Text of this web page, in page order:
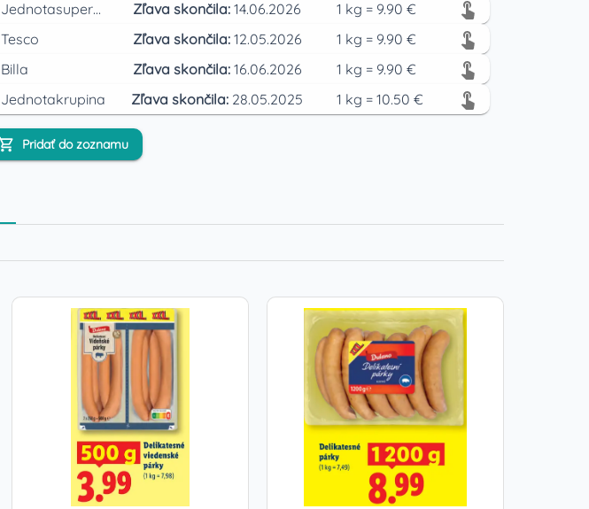
Jednotasupermarket
Zľava skončila:14.06.2026 1 kg = 9.90 €
Tesco
Zľava skončila: 12.05.2026 1 kg = 9.90 €
Billa
Zľava skončila: 16.06.2026 1 kg = 9.90 €
Jednotakrupina
Zľava skončila: 28.05.2025 1 kg = 10.50 €
Pridať do zoznamu